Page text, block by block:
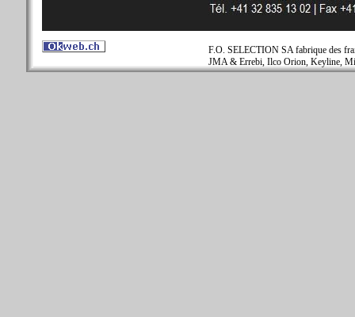
F.O. SELECTION SA fabrique des
JMA & Errebi, Ilco Orion, Keyline,